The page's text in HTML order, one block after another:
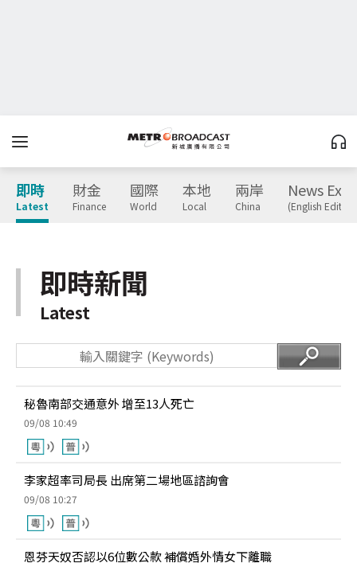
即時
Latest
財金
Finance
國際
World
本地
Local
兩岸
China
News
(English
即時新聞
Latest
秘魯南部交通意外 增至13人死亡
09/08 10:49
李家超率司局長 出席第二場地區諮詢會
09/08 10:27
恩芬天奴否認以6位數公款 補償婚外情女下離職